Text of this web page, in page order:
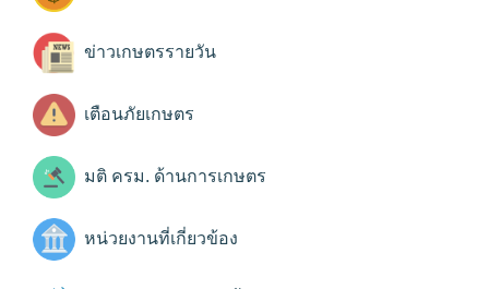
ข่าวเกษตรรายวัน
เตือนภัยเกษตร
มติ ครม. ด้านการเกษตร
หน่วยงานที่เกี่ยวข้อง